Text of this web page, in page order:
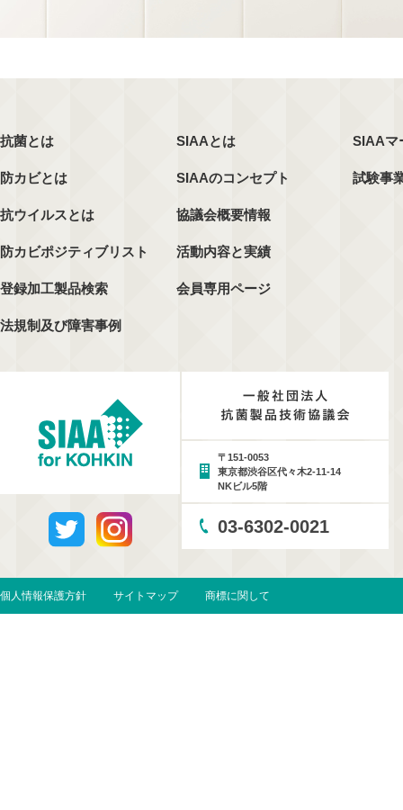
抗菌とは
防カビとは
抗ウイルスとは
防カビポジティブリスト
登録加工製品検索
法規制及び障害事例
SIAAとは
SIAAのコンセプト
協議会概要情報
活動内容と実績
会員専用ページ
SIAAマ
試験事
〒151-0053
東京都渋谷区代々木2-11-14
NKビル5階
03-6302-0021
個人情報保護方針 サイトマップ 商標に関して